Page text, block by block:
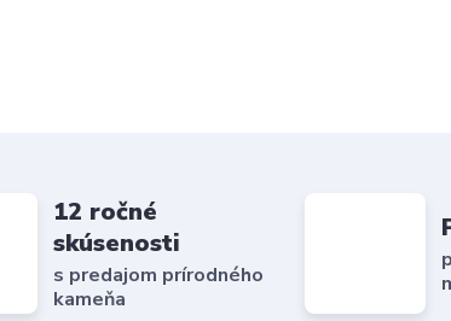
12 ročné
skúsenosti
s predajom prírodného
kameňa